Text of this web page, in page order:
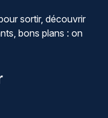
sortir, découvrir
bons plans : on